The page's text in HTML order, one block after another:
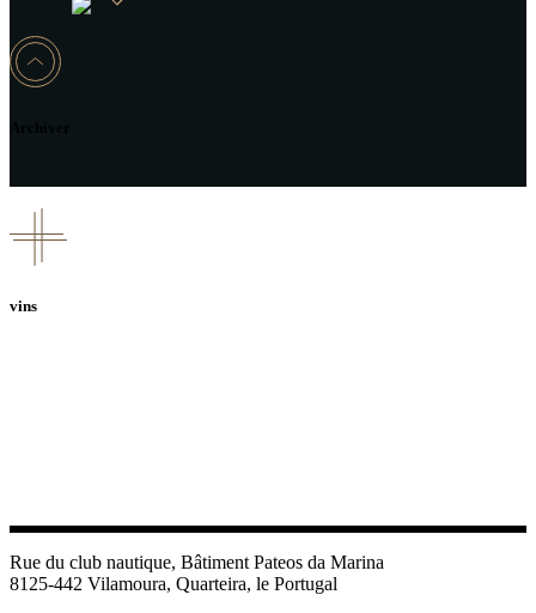
vins
Rue du club nautique, Bâtiment Pateos da Marina
8125-442 Vilamoura, Quarteira, le Portugal